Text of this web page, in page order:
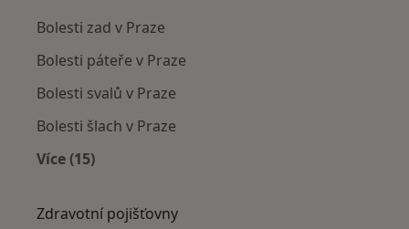
Bolesti zad v Praze
Bolesti páteře v Praze
Bolesti svalů v Praze
Bolesti šlach v Praze
Více (15)
Zdravotní pojišťovny